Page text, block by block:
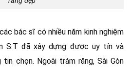
bác sĩ có nhiều năm kinh nghiệm
S.T đã xây dựng được uy tín và
chọn. Ngoài trám răng, Sài Gòn